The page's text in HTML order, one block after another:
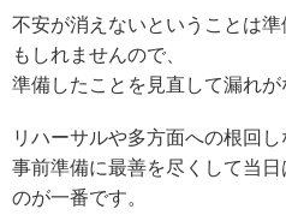
不安が消えないということは
もしれませんので、
準備したことを見直して漏れが
リハーサルや多方面への根回し
事前準備に最善を尽くして当
のが一番です。